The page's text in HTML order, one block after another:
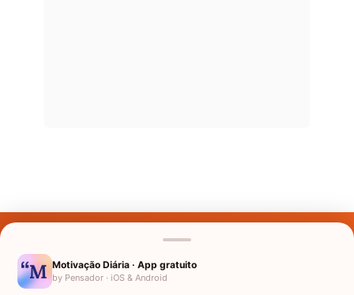
Nomes pelo Mundo
Motivação Diária · App gratuito
by Pensador · iOS & Android